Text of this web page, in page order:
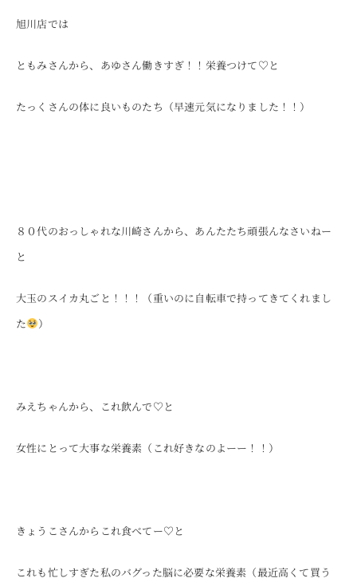
旭川店では
ともみさんから、あゆさん働きすぎ！！栄養つけて♡と
たっくさんの体に良いものたち（早速元気になりました！！）
８０代のおっしゃれな川崎さんから、あんたたち頑張んなさいねー
と
大玉のスイカ丸ごと！！！（重いのに自転車で持ってきてくれまし
た
）
みえちゃんから、これ飲んで♡と
女性にとって大事な栄養素（これ好きなのよーー！！）
きょうこさんからこれ食べてー♡と
これも忙しすぎた私のバグった脳に必要な栄養素（最近高くて買う